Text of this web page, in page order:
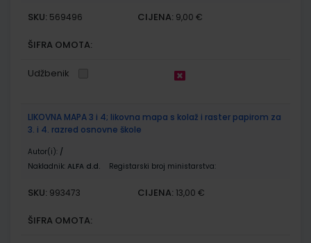
SKU: 569496 CIJENA: 9,00 €
ŠIFRA OMOTA:
Udžbenik
LIKOVNA MAPA 3 i 4; likovna mapa s kolaž i raster papirom za
3. i 4. razred osnovne škole
Autor(i): /
Nakladnik: ALFA d.d. Registarski broj ministarstva:
SKU: 993473 CIJENA: 13,00 €
ŠIFRA OMOTA: